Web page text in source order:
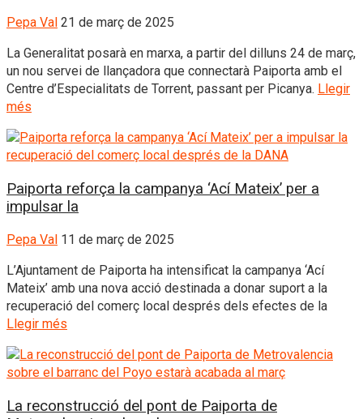
Pepa Val 21 de març de 2025
La Generalitat posarà en marxa, a partir del dilluns 24 de març,
un nou servei de llançadora que connectarà Paiporta amb el
Centre d’Especialitats de Torrent, passant per Picanya. Llegir
més
Paiporta reforça la campanya ‘Ací Mateix’ per a
impulsar la
Pepa Val 11 de març de 2025
L’Ajuntament de Paiporta ha intensificat la campanya ‘Ací
Mateix’ amb una nova acció destinada a donar suport a la
recuperació del comerç local després dels efectes de la
Llegir més
La reconstrucció del pont de Paiporta de